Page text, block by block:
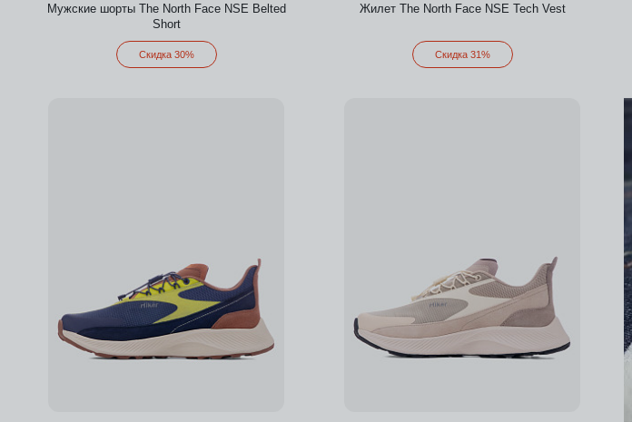
Мужские шорты The North Face NSE Belted
Short
Скидка 30%
Жилет The North Face NSE Tech Vest
Скидка 31%